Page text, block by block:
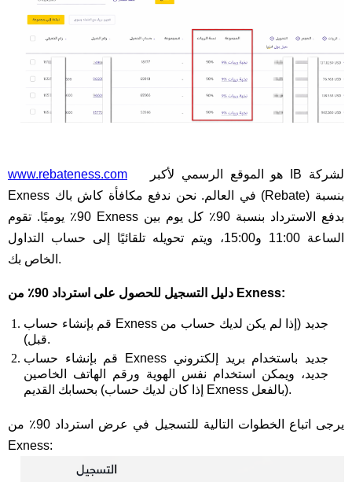
www.rebateness.com
Exness في العالم. نحن ندفع مكافأة كاش باك (Rebate) بنسبة
90٪ يوميًا. تقوم Exness بدفع الاسترداد بنسبة 90٪ كل يوم بين
الساعة 11:00 و15:00، ويتم تحويله تلقائيًا إلى حساب التداول
الخاص بك.
دليل التسجيل للحصول على استرداد 90٪ من Exness:
قم بإنشاء حساب Exness جديد (إذا لم يكن لديك حساب من
قبل).
قم بإنشاء حساب Exness جديد باستخدام بريد إلكتروني
جديد، ويمكن استخدام نفس الهوية ورقم الهاتف الخاصين
بحسابك القديم (إذا كان لديك حساب Exness بالفعل).
يرجى اتباع الخطوات التالية للتسجيل في عرض استرداد 90٪ من
Exness: